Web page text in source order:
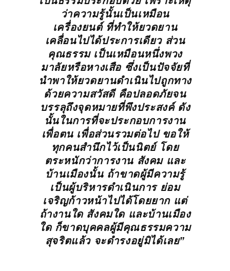
ว่าความรู้นั้นเป็นเหมือน
เครื่องยนต์ ที่ทำให้ยวดยาน
เคลื่อนไปได้ประการเดียว ส่วน
คุณธรรม เป็นเหมือนหนึ่งพวง
มาลัยหรือหางเสือ ซึ่งเป็นปัจจัยที่
นำพาให้ยวดยานดำเนินไปถูกทาง
ด้วยความสวัสดี คือปลอดภัยจน
บรรลุถึงจุดหมายที่พึงประสงค์ ดัง
นั้นในการที่จะประกอบการงาน
เพื่อตน เพื่อส่วนรวมต่อไป ขอให้
ทุกคนสำนึกไว้เป็นนิตย์ โดย
ตระหนักว่าการงาน สังคม และ
บ้านเมืองนั้น ถ้าขาดผู้มีความรู้
เป็นผู้บริหารดำเนินการ ย่อม
เจริญก้าวหน้าไปได้โดยยาก แต่
ถ้างานใด สังคมใด และบ้านเมือง
ใด ก็ขาดบุคคลผู้มีคุณธรรมความ
สุจริตแล้ว จะดำรงอยู่มิได้เลย”